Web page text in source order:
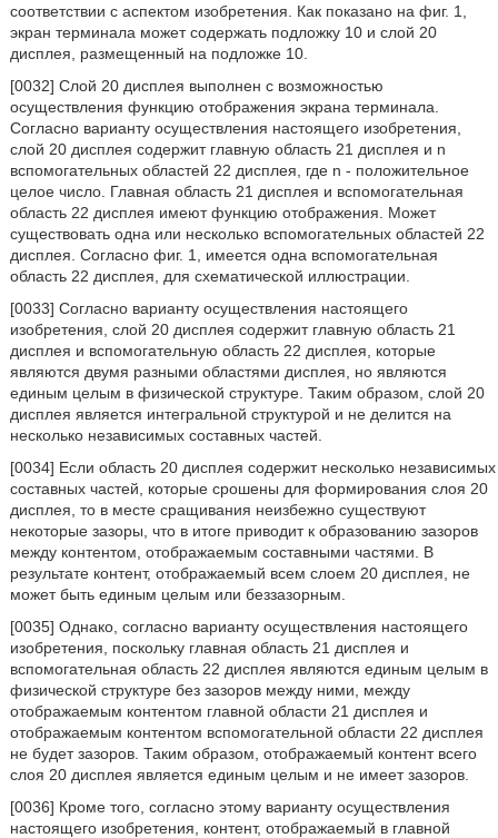
соответствии с аспектом изобретения. Как показано на фиг. 1,
экран терминала может содержать подложку 10 и слой 20
дисплея, размещенный на подложке 10.
[0032] Слой 20 дисплея выполнен с возможностью
осуществления функцию отображения экрана терминала.
Согласно варианту осуществления настоящего изобретения,
слой 20 дисплея содержит главную область 21 дисплея и n
вспомогательных областей 22 дисплея, где n - положительное
целое число. Главная область 21 дисплея и вспомогательная
область 22 дисплея имеют функцию отображения. Может
существовать одна или несколько вспомогательных областей 22
дисплея. Согласно фиг. 1, имеется одна вспомогательная
область 22 дисплея, для схематической иллюстрации.
[0033] Согласно варианту осуществления настоящего
изобретения, слой 20 дисплея содержит главную область 21
дисплея и вспомогательную область 22 дисплея, которые
являются двумя разными областями дисплея, но являются
единым целым в физической структуре. Таким образом, слой 20
дисплея является интегральной структурой и не делится на
несколько независимых составных частей.
[0034] Если область 20 дисплея содержит несколько независимых
составных частей, которые срошены для формирования слоя 20
дисплея, то в месте сращивания неизбежно существуют
некоторые зазоры, что в итоге приводит к образованию зазоров
между контентом, отображаемым составными частями. В
результате контент, отображаемый всем слоем 20 дисплея, не
может быть единым целым или беззазорным.
[0035] Однако, согласно варианту осуществления настоящего
изобретения, поскольку главная область 21 дисплея и
вспомогательная область 22 дисплея являются единым целым в
физической структуре без зазоров между ними, между
отображаемым контентом главной области 21 дисплея и
отображаемым контентом вспомогательной области 22 дисплея
не будет зазоров. Таким образом, отображаемый контент всего
слоя 20 дисплея является единым целым и не имеет зазоров.
[0036] Кроме того, согласно этому варианту осуществления
настоящего изобретения, контент, отображаемый в главной